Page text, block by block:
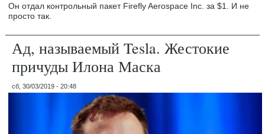
Он отдал контрольный пакет Firefly Aerospace Inc. за $1. И не
просто так.
Ад, называемый Tesla. Жестокие
причуды Илона Маска
сб, 30/03/2019 - 20:48